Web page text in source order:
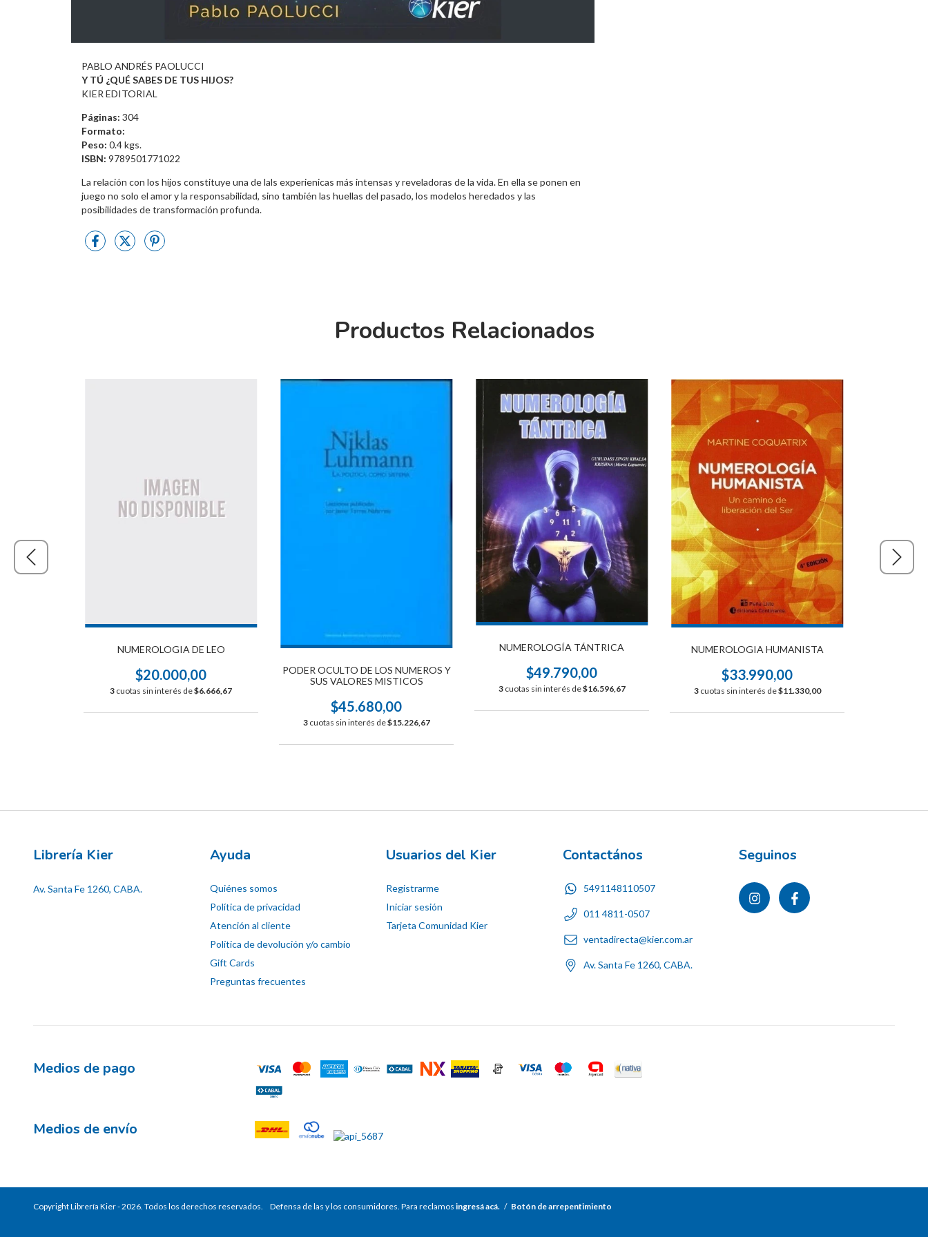
PABLO ANDRÉS PAOLUCCI
Y TÚ ¿QUÉ SABES DE TUS HIJOS?
KIER EDITORIAL
Páginas: 304
Formato:
Peso: 0.4 kgs.
ISBN: 9789501771022
La relación con los hijos constituye una de lals experienicas más intensas y reveladoras de la vida. En ella se ponen en
juego no solo el amor y la responsabilidad, sino también las huellas del pasado, los modelos heredados y las
posibilidades de transformación profunda.
Productos Relacionados
NUMEROLOGIA DE LEO
$20.000,00
3 cuotas sin interés de$6.666,67
PODER OCULTO DE LOS NUMEROS Y
SUS VALORES MISTICOS
$45.680,00
3 cuotas sin interés de$15.226,67
NUMEROLOGÍA TÁNTRICA
$49.790,00
3 cuotas sin interés de$16.596,67
NUMEROLOGIA HUMANISTA
$33.990,00
3 cuotas sin interés de$11.330,00
Librería Kier
Av. Santa Fe 1260, CABA.
Ayuda
Quiénes somos
Política de privacidad
Atención al cliente
Política de devolución y/o cambio
Gift Cards
Preguntas frecuentes
Usuarios del Kier
Registrarme
Iniciar sesión
Tarjeta Comunidad Kier
Contactános
5491148110507
011 4811-0507
ventadirecta@kier.com.ar
Av. Santa Fe 1260, CABA.
Seguinos
Medios de pago
Medios de envío
Copyright Librería Kier - 2026. Todos los derechos reservados. Defensa de las y los consumidores. Para reclamos ingresá acá. / Botón de arrepentimiento